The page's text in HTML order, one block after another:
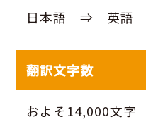
日本語 ⇒ 英語
翻訳文字数
およそ14,000文字